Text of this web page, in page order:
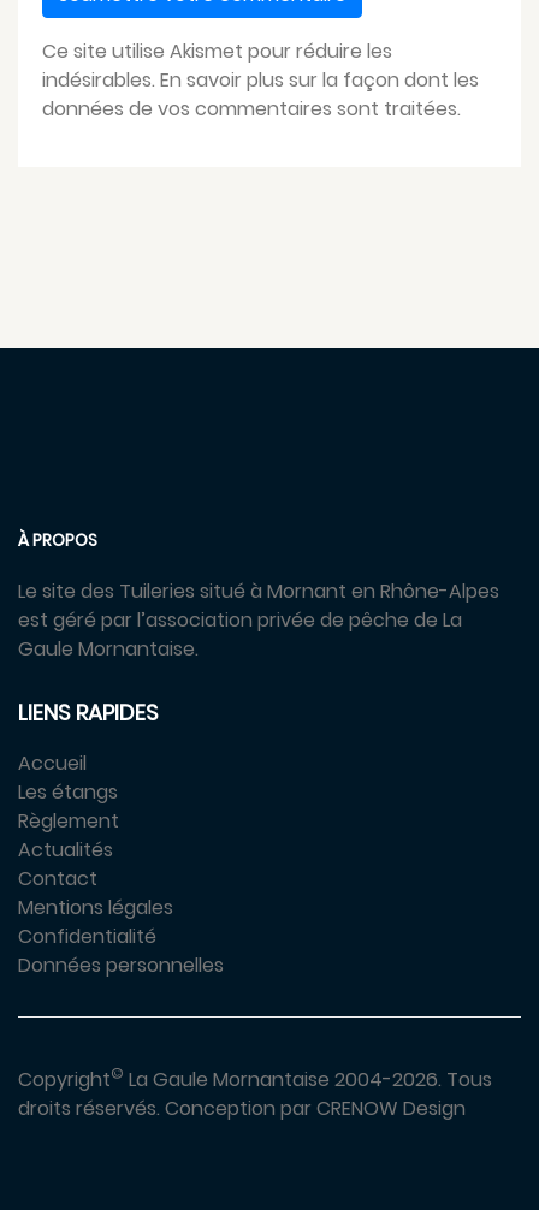
Ce site utilise Akismet pour réduire les
indésirables. En savoir plus sur la façon dont les
données de vos commentaires sont traitées.
À PROPOS
Le site des Tuileries situé à Mornant en Rhône-Alpes
est géré par l’association privée de pêche de La
Gaule Mornantaise.
LIENS RAPIDES
Accueil
Les étangs
Règlement
Actualités
Contact
Mentions légales
Confidentialité
Données personnelles
Copyright© La Gaule Mornantaise 2004-2026. Tous
droits réservés. Conception par CRENOW Design